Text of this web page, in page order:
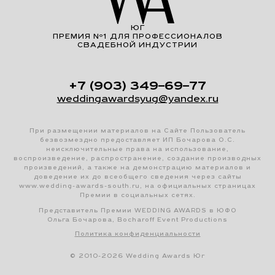
ЮГ
ПРЕМИЯ Nº1 ДЛЯ ПРОФЕССИОНАЛОВ
СВАДЕБНОЙ ИНДУСТРИИ
+7 (903) 349–69–77
weddingawardsyug@yandex.ru
При размещении материалов на Сайте Пользователь
безвозмездно предоставляет ИП Бочарова О.С.
неисключительные права на использование,
воспроизведение, распространение, создание производных
произведений, а также на демонстрацию материалов и
доведение их до всеобщего сведения через сайты
www.wedding-awards-south.ru, на официальных страницах
Премии в социальных сетях.
Представитель Премии WEDDING AWARDS в ЮФО
Ольга Бочарова, Bocharoff Event Productions
Политика конфиденциальности
© 2010-2026 Wedding Awards Юг